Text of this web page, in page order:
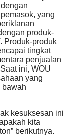
yang
produk-
Produk-produk
tingkat
penjualan
ini, WOU
yang
bawah
kesuksesan ini
kita
berikutnya.